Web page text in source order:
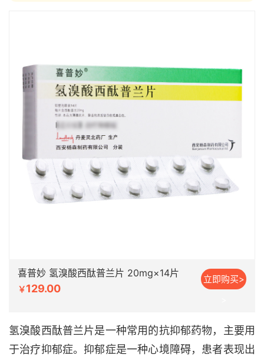
喜普妙 氢溴酸西酞普兰片 20mg×14片
￥129.00
立即购买>
氢溴酸西酞普兰片是一种常用的抗抑郁药物，主要用
于治疗抑郁症。抑郁症是一种心境障碍，患者表现出